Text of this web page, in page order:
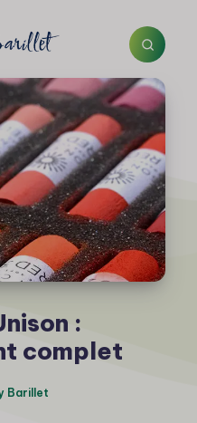
:
complet
Barillet